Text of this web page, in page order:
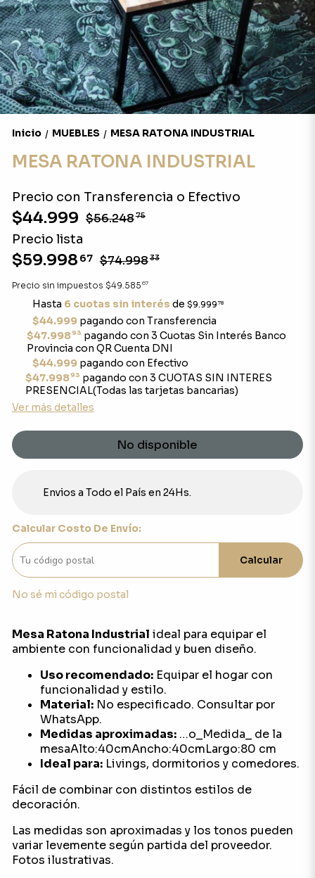
Inicio / MUEBLES / MESA RATONA INDUSTRIAL
MESA RATONA INDUSTRIAL
Precio con Transferencia o Efectivo
$44.999 $56.24875
Precio lista
$59.998 67 $74.99833
Precio sin impuestos $49.585 67
Hasta 6 cuotas sin interés de $9.999 78
$44.999pagando con Transferencia
$47.99893 pagando con 3 Cuotas Sin Interés Banco
Provincia con QR Cuenta DNI
$44.999pagando con Efectivo
$47.99893 pagando con 3 CUOTAS SIN INTERES
PRESENCIAL(Todas las tarjetas bancarias)
Ver más detalles
No disponible
Envios a Todo el País en 24Hs.
Calcular Costo De Envío:
Calcular
No sé mi código postal
Mesa Ratona Industrial ideal para equipar el
ambiente con funcionalidad y buen diseño.
Uso recomendado:Equipar el hogar con
funcionalidad y estilo.
Material:No especificado. Consultar por
WhatsApp.
Medidas aproximadas:…o_Medida_ de la
mesaAlto:40cmAncho:40cmLargo:80 cm
Ideal para:Livings, dormitorios y comedores.
Fácil de combinar con distintos estilos de
decoración.
Las medidas son aproximadas y los tonos pueden
variar levemente según partida del proveedor.
Fotos ilustrativas.